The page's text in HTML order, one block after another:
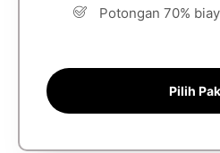
Potongan 70%
Pilih